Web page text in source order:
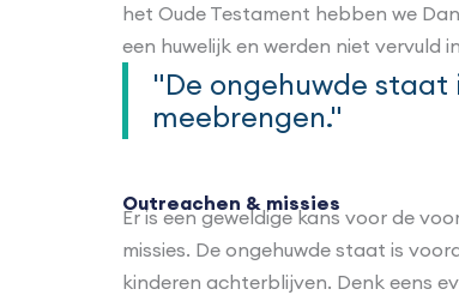
het Oude Testament hebben we
een huwelijk en werden niet vervuld
"De ongehuwde
meebrengen."
Outreachen & missies
Er is een geweldige kans voor de
missies. De ongehuwde staat is
kinderen achterblijven. Denk eens